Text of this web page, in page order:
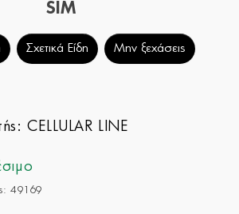
SIM
Σχετικά Είδη Μην ξεχάσεις
CELLULAR LINE
49169